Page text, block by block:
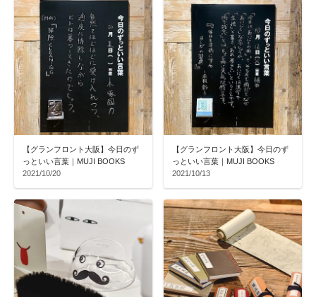
【グランフロント大阪】今日のず
っといい言葉｜MUJI BOOKS
2021/10/20
【グランフロント大阪】今日のず
っといい言葉｜MUJI BOOKS
2021/10/13